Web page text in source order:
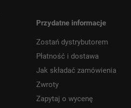
Przydatne informacje
Zostań dystrybutorem
Płatność i dostawa
Jak składać zamówienia
Zwroty
Zapytaj o wycenę